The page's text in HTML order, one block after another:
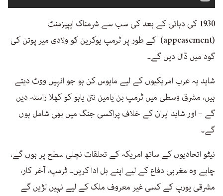
1930 کی دہائی کے بعد کی سب سے شرمناک ایپیزمنٹ
(appeasement) کے طور پر ٹرمپ یوکرین کو ولادی میر پوتن کی
گود میں ڈال دیں گے۔
شاید یہ عرب امریکیوں کے لیے مایوس کن ہو جو انہیں ووٹ دیتے
ہیں، مشرق وسطی میں ٹرمپ بن یامین نتن یاہو کو کھلا راستہ دیں
گے – اور شاید ایران کے خلاف پراکسی جنگ میں بھی شامل ہوں
گے۔
نیٹو اتحادیوں کے ساتھ امریکہ کے تعلقات نچلی سطح پر ہوں گے،
چاہے وہ مغربی دفاع کے لیے اپنے بل ادا کریں۔ ٹرمپ، آخر کار،
مشرقی یورپ کے کسی غیر معروف ملک کے لیے نہیں لڑیں گے